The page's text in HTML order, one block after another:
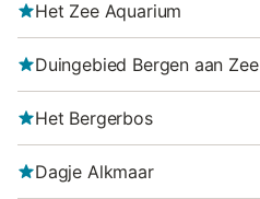
Het Zee Aquarium
Duingebied Bergen aan Zee
Het Bergerbos
Dagje Alkmaar